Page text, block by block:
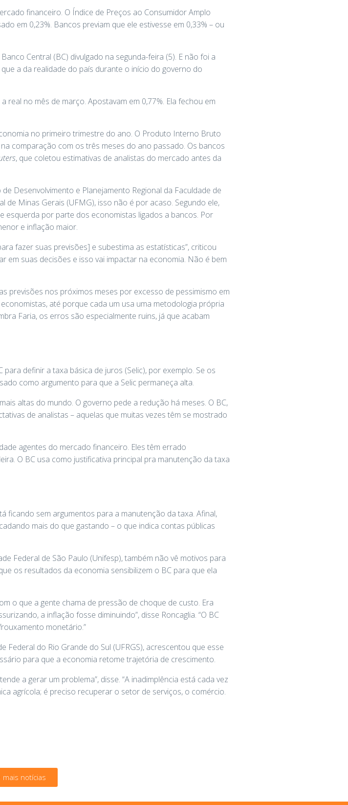
financeiro. O Índice de Preços ao Consumidor Amplo
em 0,23%. Bancos previam que ele estivesse em 0,33% – ou
Central (BC) divulgado na segunda-feira (5). E não foi a
a da realidade do país durante o início do governo do
real no mês de março. Apostavam em 0,77%. Ela fechou em
no primeiro trimestre do ano. O Produto Interno Bruto
comparação com os três meses do ano passado. Os bancos
, que coletou estimativas de analistas do mercado antes da
Desenvolvimento e Planejamento Regional da Faculdade de
de Minas Gerais (UFMG), isso não é por acaso. Segundo ele,
esquerda por parte dos economistas ligados a bancos. Por
e inflação maior.
fazer suas previsões] e subestima as estatísticas”, criticou
em suas decisões e isso vai impactar na economia. Não é bem
previsões nos próximos meses por excesso de pessimismo em
até porque cada um usa uma metodologia própria
Faria, os erros são especialmente ruins, já que acabam
definir a taxa básica de juros (Selic), por exemplo. Se os
como argumento para que a Selic permaneça alta.
altas do mundo. O governo pede a redução há meses. O BC,
de analistas – aquelas que muitas vezes têm se mostrado
agentes do mercado financeiro. Eles têm errado
O BC usa como justificativa principal pra manutenção da taxa
ficando sem argumentos para a manutenção da taxa. Afinal,
mais do que gastando – o que indica contas públicas
Federal de São Paulo (Unifesp), também não vê motivos para
os resultados da economia sensibilizem o BC para que ela
o que a gente chama de pressão de choque de custo. Era
a inflação fosse diminuindo”, disse Roncaglia. “O BC
monetário.”
do Rio Grande do Sul (UFRGS), acrescentou que esse
para que a economia retome trajetória de crescimento.
a gerar um problema”, disse. “A inadimplência está cada vez
agrícola; é preciso recuperar o setor de serviços, o comércio.
mais notícias